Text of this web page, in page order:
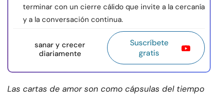
terminar con un cierre cálido que invite a la cercanía
y a la conversación continua.
sanar y crecer
diariamente
Suscríbete
gratis
Las cartas de amor son como cápsulas del tiempo